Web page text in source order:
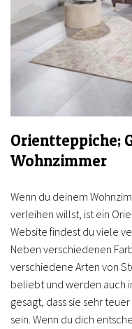
Orientteppiche;
Wohnzimmer
Wenn du deinem
verleihen willst, ist ein
Website findest du viele
Neben verschiedenen
verschiedene Arten von
beliebt und werden auch
gesagt, dass sie sehr
sein. Wenn du dich